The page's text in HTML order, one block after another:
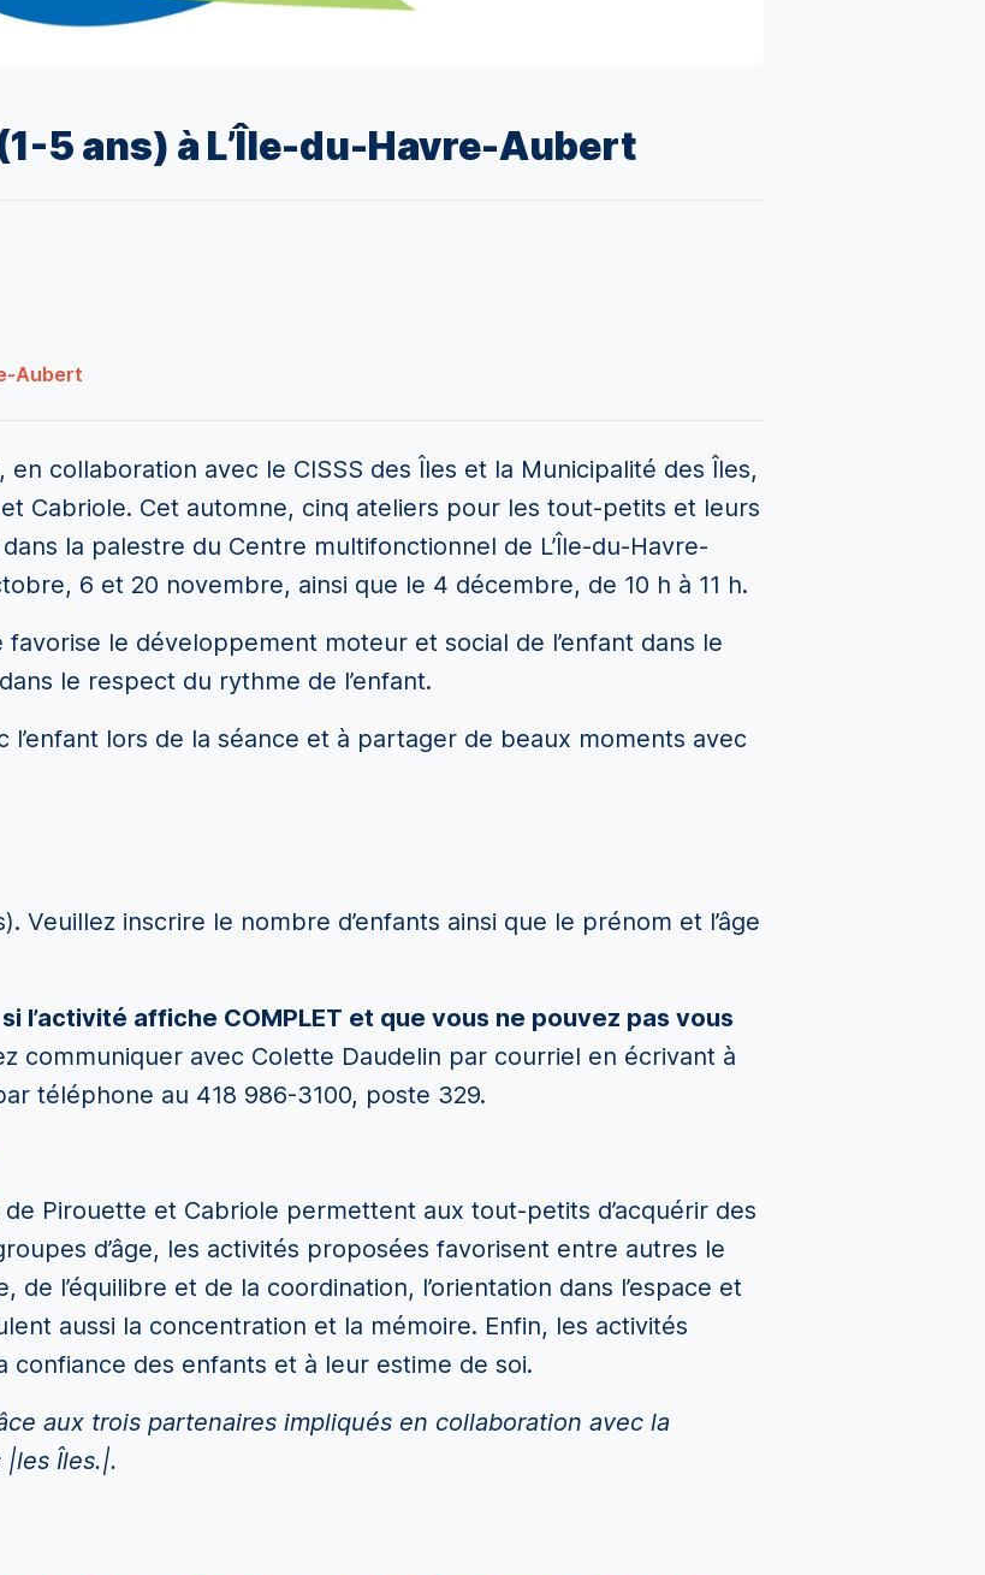
5 ans) à L’Île-du-Havre-Aubert
Aubert
en collaboration avec le CISSS des Îles et la Municipalité des Îles,
Cabriole. Cet automne, cinq ateliers pour les tout-petits et leurs
la palestre du Centre multifonctionnel de L’Île-du-Havre-
6 et 20 novembre, ainsi que le 4 décembre, de 10 h à 11 h.
le développement moteur et social de l’enfant dans le
le respect du rythme de l’enfant.
lors de la séance et à partager de beaux moments avec
inscrire le nombre d’enfants ainsi que le prénom et l’âge
si l’activité affiche COMPLET et que vous ne pouvez pas vous
communiquer avec Colette Daudelin par courriel en écrivant à
téléphone au 418 986-3100, poste 329.
Pirouette et Cabriole permettent aux tout-petits d’acquérir des
d’âge, les activités proposées favorisent entre autres le
l’équilibre et de la coordination, l’orientation dans l’espace et
aussi la concentration et la mémoire. Enfin, les activités
des enfants et à leur estime de soi.
aux trois partenaires impliqués en collaboration avec la
|les Îles.|.